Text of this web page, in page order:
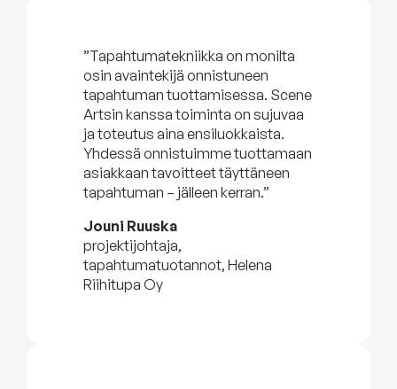
”Tapahtumatekniikka on monilta
osin avaintekijä onnistuneen
tapahtuman tuottamisessa. Scene
Artsin kanssa toiminta on sujuvaa
ja toteutus aina ensiluokkaista.
Yhdessä onnistuimme tuottamaan
asiakkaan tavoitteet täyttäneen
tapahtuman – jälleen kerran.”
Jouni Ruuska
projektijohtaja,
tapahtumatuotannot, Helena
Riihitupa Oy